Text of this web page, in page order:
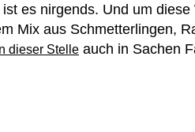
es nirgends. Und um
Mix aus Schmetterlingen,
dieser Stelle auch in Sachen